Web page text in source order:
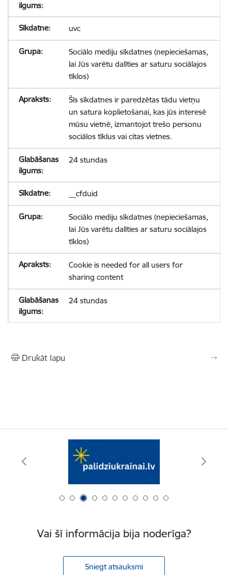
uvc
Sociālo mediju sīkdatnes (nepieciešamas,
lai Jūs varētu dalīties ar saturu sociālajos
tīklos)
Šīs sīkdatnes ir paredzētas tādu vietņu
un satura koplietošanai, kas jūs interesē
mūsu vietnē, izmantojot trešo personu
sociālos tīklus vai citas vietnes.
24 stundas
__cfduid
Sociālo mediju sīkdatnes (nepieciešamas,
lai Jūs varētu dalīties ar saturu sociālajos
tīklos)
Cookie is needed for all users for
sharing content
24 stundas
Drukāt lapu
Vai šī informācija bija noderīga?
Sniegt atsauksmi